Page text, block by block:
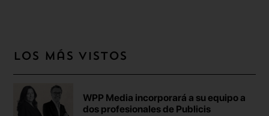
Los más vistos
WPP Media incorporará a su equipo a
dos profesionales de Publicis